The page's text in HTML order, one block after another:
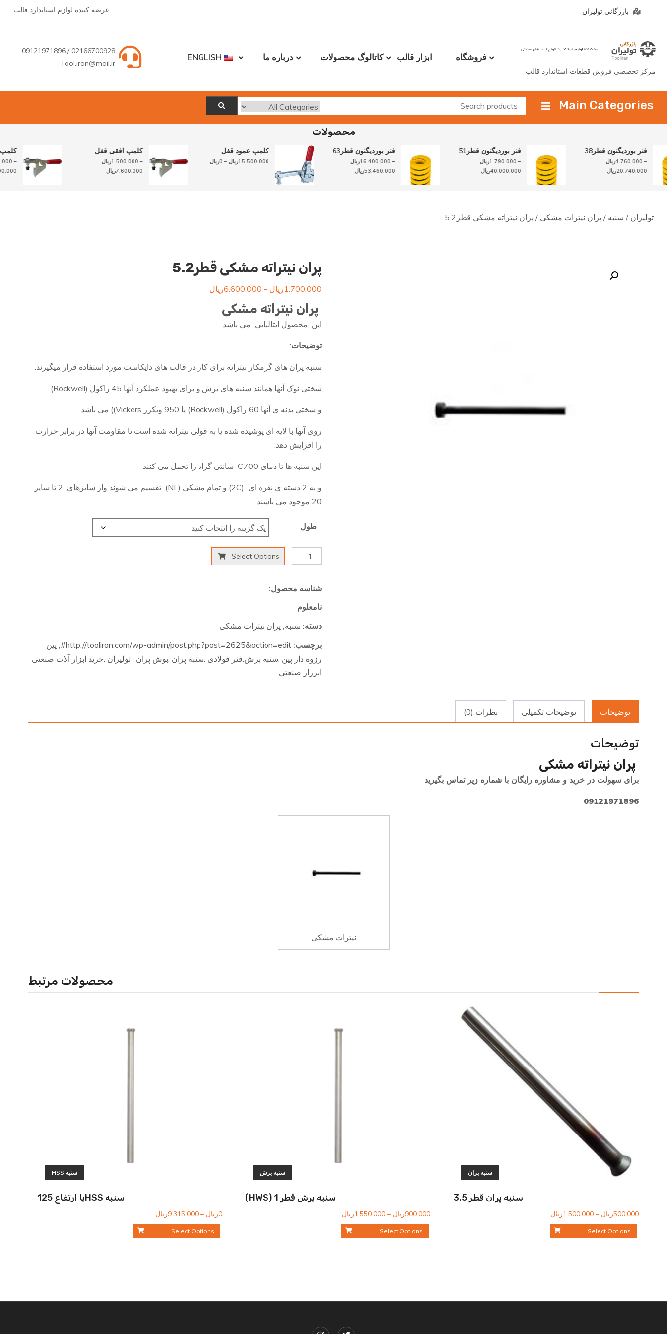
to
عرضه کننده لوازم اسناندارد قالب بازرگانی تولیران
مرکز تخصصی فروش قطعات استاندارد قالب
فروشگاه ابزار قالب کاتالوگ محصولات درباره ما ENGLISH
02166700928 / 09121971896
Tool.iran@mail.ir
Main Categories
محصولات
–
محدوده
کلمپ افقی قفل
1.500.000ریال
–
7.600.000ریال
محدوده
کلمپ عمود قفل
0ریال – 15.500.000ریال
محدوده
فنر بوردیگنون قطر63
16.400.000ریال
–
53.460.000ریال
محدوده
فنر بوردیگنون قطر51
1.790.000ریال
–
40.000.000ریال
محدوده
فنر بوردیگنون قطر38
4.760.000ریال
–
20.740.000ریال
محدوده
تولیران / سنبه / پران نیترات مشکی / پران نیتراته مشکی قطر5.2
پران نیتراته مشکی قطر5.2
1.700.000ریال –
6.600.000ریال
پران نیتراته مشکی
این محصول ایتالیایی می باشد
توضیحات:
سنبه پران های گرمکار نیتراته برای کار در قالب های دایکاست مورد استفاده قرار میگیرند.
سختی نوک آنها همانند سنبه های برش و برای بهبود عملکرد آنها 45 راکول (Rockwell)
و سختی بدنه ی آنها 60 راکول (Rockwell) یا 950 ویکرز Vickers)) می باشد.
روی آنها با لایه ای پوشیده شده یا به قولی نیتراته شده است تا مقاومت آنها در برابر حرارت
را افزایش دهد.
این سنبه ها تا دمای C700 سانتی گراد را تحمل می کنند
و به 2 دسته ی نقره ای (2C) و تمام مشکی (NL) تقسیم می شوند واز سایزهای 2 تا سایز
20 موجود می باشند.
طول
پران
نیتراته
عدد
Select Options
شناسه محصول:
نامعلوم
دسته: سنبه, پران نیترات مشکی
برچسب:http://tooliran.com/wp-admin/post.php?post=2625&action=edit#
, پین
رزوه دار پین .سنبه برش.فنر فولادی .سنبه پران .بوش پران . تولیران .خرید ابزار آلات صنعتی
ابزرار صنعتی
توضیحات توضیحات تکمیلی نظرات (0)
توضیحات
پران نیتراته مشکی
برای سهولت در خرید و مشاوره رایگان با شماره زیر تماس بگیرید
09121971896
نیترات مشکی
محصولات مرتبط
سنبه پران
سنبه پران قطر 3.5
500.000ریال –
1.500.000ریال
قیمت:
Select Options
سنبه برش
سنبه برش قطر 1 (HWS)
900.000ریال –
1.550.000ریال
قیمت:
Select Options
سنبه HSS
سنبه HSSبا ارتفاع 125
0ریال –
9.315.000ریال
قیمت:
0ریال
Select Options